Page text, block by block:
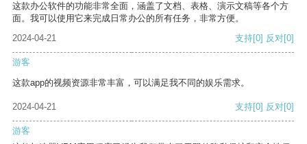
这款办公软件的功能非常全面，涵盖了文档、表格、演示文稿等各个方
面。我可以使用它来完成日常办公的所有任务，非常方便。
2024-04-21
支持[0] 反对[0]
游客
这款app的视频资源非常丰富，可以满足我不同的娱乐需求。
2024-04-21 支持[0] 反对[0]
游客